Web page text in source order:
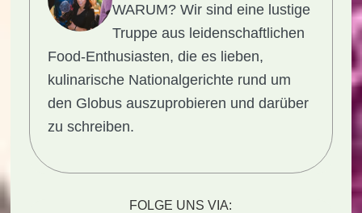
WARUM? Wir sind eine lustige
Truppe aus leidenschaftlichen
Food-Enthusiasten, die es lieben,
kulinarische Nationalgerichte rund um
den Globus auszuprobieren und darüber
zu schreiben.
FOLGE UNS VIA: